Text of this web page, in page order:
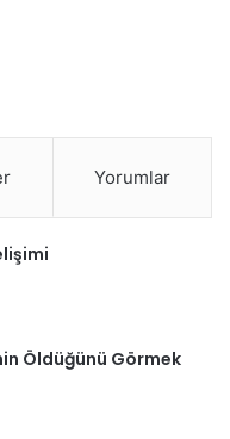
Yorumlar
Öldüğünü Görmek